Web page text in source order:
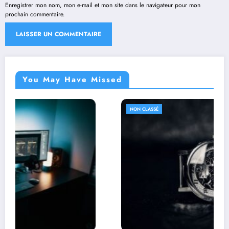
Enregistrer mon nom, mon e-mail et mon site dans le navigateur pour mon
prochain commentaire.
You May Have Missed
NON CLASSÉ